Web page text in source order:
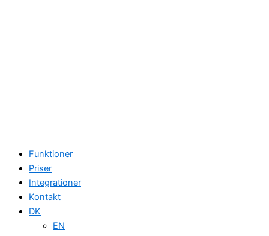
Funktioner
Priser
Integrationer
Kontakt
DK
EN